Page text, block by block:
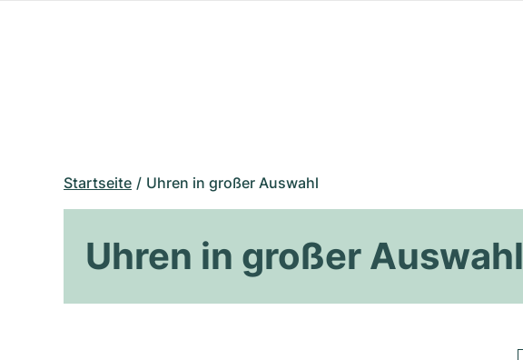
Startseite Uhren in großer Auswahl
Uhren in großer Auswahl